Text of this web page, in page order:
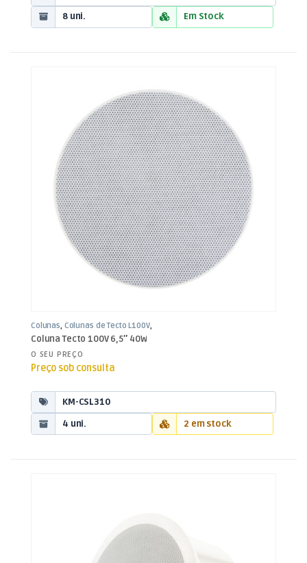
8 uni.
Em Stock
Colunas, Colunas de Tecto L100V,
Som e Luz
Coluna Tecto 100V 6,5″ 40W
O SEU PREÇO
Preço sob consulta
KM-CSL310
4 uni.
2 em stock